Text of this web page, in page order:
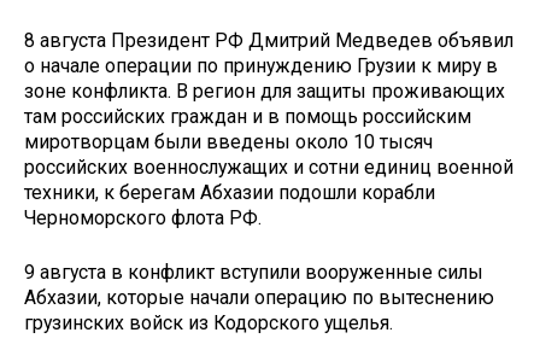
8 августа Президент РФ Дмитрий Медведев объявил
о начале операции по принуждению Грузии к миру в
зоне конфликта. В регион для защиты проживающих
там российских граждан и в помощь российским
миротворцам были введены около 10 тысяч
российских военнослужащих и сотни единиц военной
техники, к берегам Абхазии подошли корабли
Черноморского флота РФ.
9 августа в конфликт вступили вооруженные силы
Абхазии, которые начали операцию по вытеснению
грузинских войск из Кодорского ущелья.